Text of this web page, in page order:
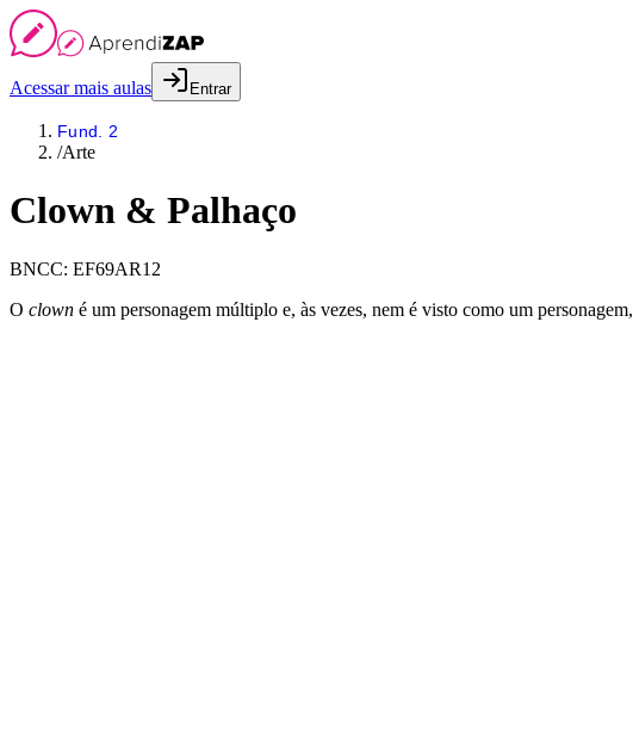
Acessar mais aulas Entrar
Fund. 2
/Arte
Clown & Palhaço
BNCC: EF69AR12
O clown é um personagem múltiplo e, às vezes, nem é visto como um